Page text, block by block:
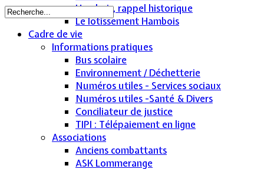
Hambois, rappel historique
Le lotissement Hambois
Cadre de vie
Informations pratiques
Bus scolaire
Environnement / Déchetterie
Numéros utiles - Services sociaux
Numéros utiles -Santé & Divers
Conciliateur de justice
TIPI : Télépaiement en ligne
Associations
Anciens combattants
ASK Lommerange